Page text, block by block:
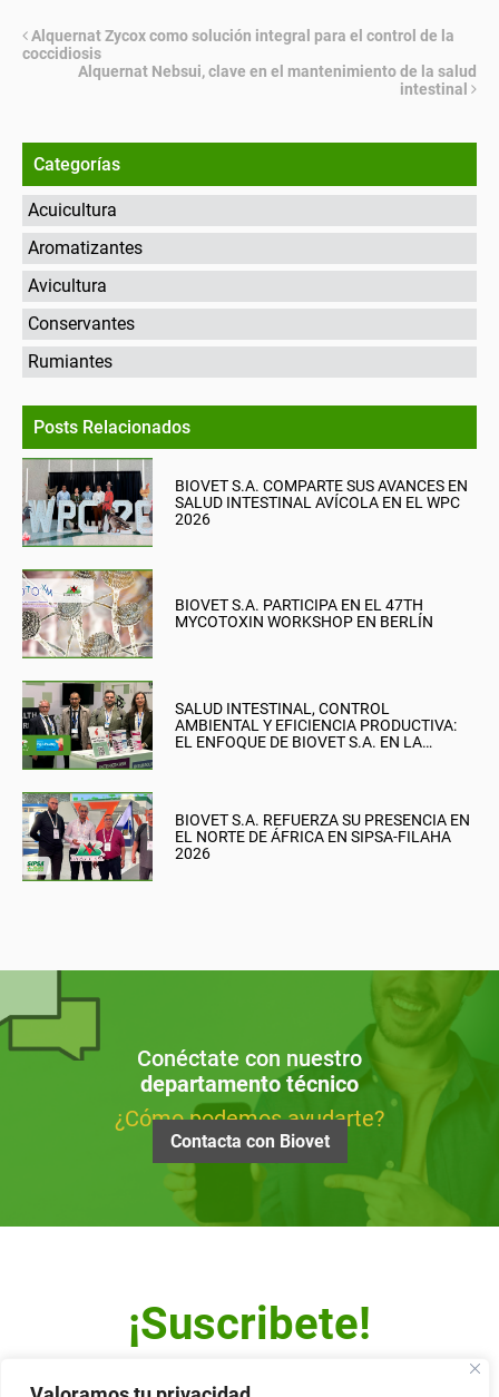
Alquernat Zycox como solución integral para el control de la
coccidiosis
Alquernat Nebsui, clave en el mantenimiento de la salud
intestinal
Categorías
Acuicultura
Aromatizantes
Avicultura
Conservantes
Rumiantes
Posts Relacionados
BIOVET S.A. COMPARTE SUS AVANCES EN
SALUD INTESTINAL AVÍCOLA EN EL WPC
2026
BIOVET S.A. PARTICIPA EN EL 47TH
MYCOTOXIN WORKSHOP EN BERLÍN
SALUD INTESTINAL, CONTROL
AMBIENTAL Y EFICIENCIA PRODUCTIVA:
EL ENFOQUE DE BIOVET S.A. EN LA
BIOVET S.A. REFUERZA SU PRESENCIA EN
EL NORTE DE ÁFRICA EN SIPSA-FILAHA
2026
Conéctate con nuestro
departamento técnico
¿Cómo podemos ayudarte?
Contacta con Biovet
¡Suscribete!
Escribe tu dirección de correo y recibe nuestro Newsletter.